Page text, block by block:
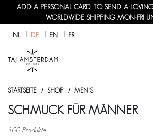
ADD A PERSONAL CARD TO SEND A
WORLDWIDE SHIPPING MON-FRI
NL DE EN FR
STARTSEITE SHOP MEN'S
SCHMUCK FÜR MÄNNER
100 Produkte